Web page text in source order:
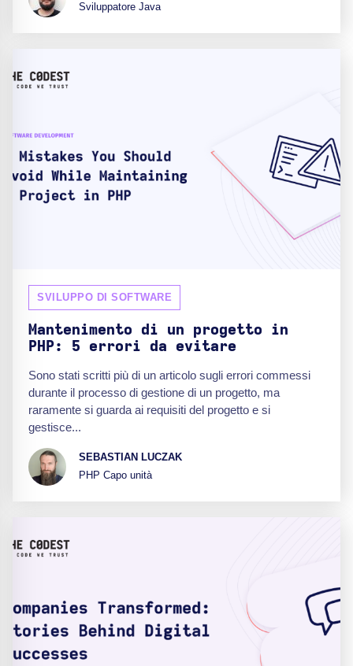
Sviluppatore Java
SVILUPPO DI SOFTWARE
Mantenimento di un progetto in
PHP: 5 errori da evitare
Sono stati scritti più di un articolo sugli errori commessi
durante il processo di gestione di un progetto, ma
raramente si guarda ai requisiti del progetto e si
gestisce...
SEBASTIAN LUCZAK
PHP Capo unità